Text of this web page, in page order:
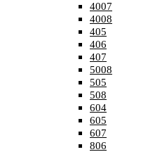
4007
4008
405
406
407
5008
505
508
604
605
607
806